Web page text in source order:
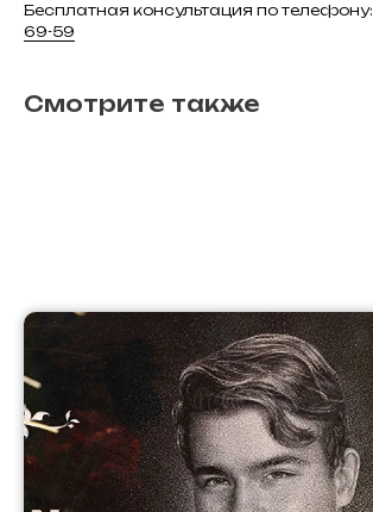
Бесплатная консультация по телефону:
69-59
Смотрите также